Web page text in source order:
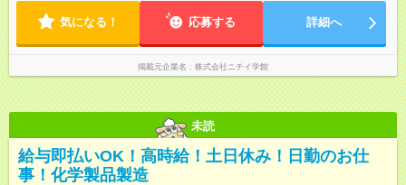
気になる！ 応募する 詳細へ
掲載元企業名 株式会社ニチイ学館
未読
給与即払いOK！高時給！土日休み！日勤のお仕
事！化学製品製造